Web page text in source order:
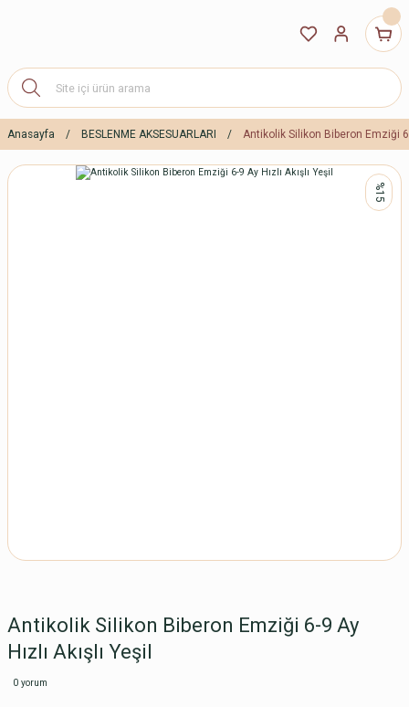
Anasayfa BESLENME AKSESUARLARI Antikolik Silikon Biberon Emziği 6-
%15
Antikolik Silikon Biberon Emziği 6-9 Ay
Hızlı Akışlı Yeşil
0 yorum